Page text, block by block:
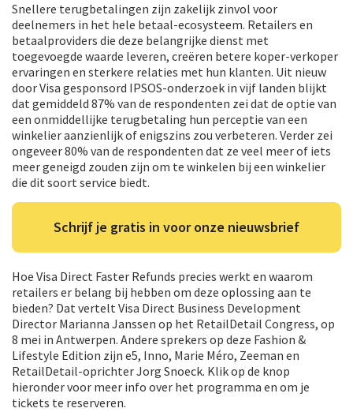
Snellere terugbetalingen zijn zakelijk zinvol voor
deelnemers in het hele betaal-ecosysteem. Retailers en
betaalproviders die deze belangrijke dienst met
toegevoegde waarde leveren, creëren betere koper-verkoper
ervaringen en sterkere relaties met hun klanten. Uit nieuw
door Visa gesponsord IPSOS-onderzoek in vijf landen blijkt
dat gemiddeld 87% van de respondenten zei dat de optie van
een onmiddellijke terugbetaling hun perceptie van een
winkelier aanzienlijk of enigszins zou verbeteren. Verder zei
ongeveer 80% van de respondenten dat ze veel meer of iets
meer geneigd zouden zijn om te winkelen bij een winkelier
die dit soort service biedt.
Schrijf je gratis in voor onze nieuwsbrief
Hoe Visa Direct Faster Refunds precies werkt en waarom
retailers er belang bij hebben om deze oplossing aan te
bieden? Dat vertelt Visa Direct Business Development
Director Marianna Janssen op het RetailDetail Congress, op
8 mei in Antwerpen. Andere sprekers op deze Fashion &
Lifestyle Edition zijn e5, Inno, Marie Méro, Zeeman en
RetailDetail-oprichter Jorg Snoeck. Klik op de knop
hieronder voor meer info over het programma en om je
tickets te reserveren.